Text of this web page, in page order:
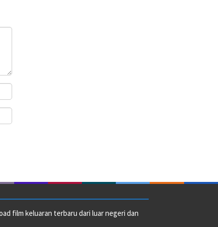
film keluaran terbaru dari luar negeri dan